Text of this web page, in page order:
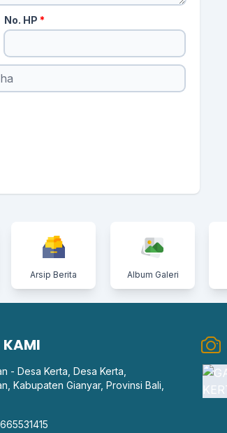
No. HP*
Arsip Berita Album Galeri
KAMI
- Desa Kerta, Desa Kerta,
Kabupaten Gianyar, Provinsi Bali,